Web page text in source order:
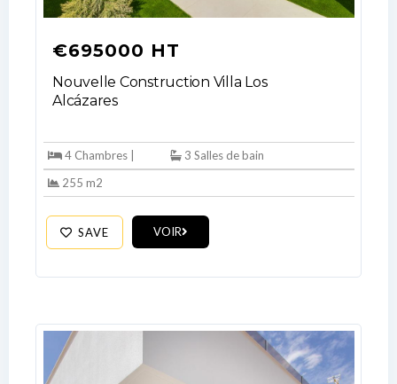
€695000 HT
Nouvelle Construction Villa Los
Alcázares
4 Chambres |
3 Salles de bain
255 m2
SAVE VOIR
Log In
Don't have an account?Sign Up
your administrator.